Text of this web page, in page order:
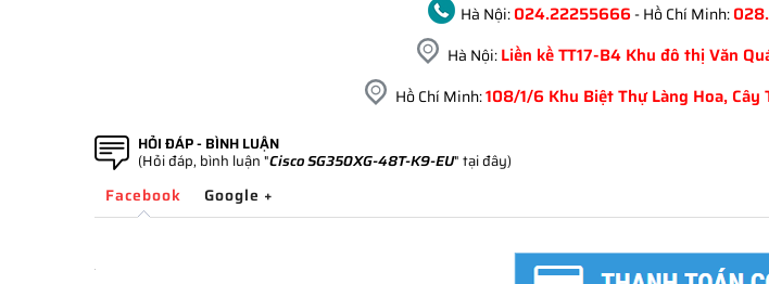
Hà Nội:024.22255666 - Hồ Chí Minh:
Hà Nội:Liền kề TT17-B4 Khu đô thị Văn
Hồ Chí Minh:108/1/6 Khu Biệt Thự Làng Hoa, Cây
HỎI ĐÁP - BÌNH LUẬN
(Hỏi đáp, bình luận "Cisco SG350XG-48T-K9-EU" tại đây)
Facebook Google +